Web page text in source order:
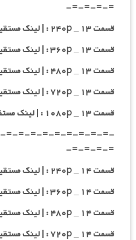
=-=-=-=-
قسمت ۱۳ _ ۲۴۰p : | لینک مستقیم |
قسمت ۱۳ _ ۳۶۰p : | لینک مستقیم |
قسمت ۱۳ _ ۴۸۰p : | لینک مستقیم |
قسمت ۱۳ _ ۷۲۰p : | لینک مستقیم |
قسمت ۱۳ _ ۱۰۸۰p : | لینک مستقیم |
=-=-=-=-=-=-=-=-=-
=-=-=-=-
قسمت ۱۴ _ ۲۴۰p : | لینک مستقیم |
قسمت ۱۴ _ ۳۶۰p : | لینک مستقیم |
قسمت ۱۴ _ ۴۸۰p : | لینک مستقیم |
قسمت ۱۴ _ ۷۲۰p : | لینک مستقیم |